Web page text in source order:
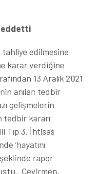
tahliye edilmesine
karar verdiğine
13 Aralık 2021
anılan tedbir
gelişmelerin
tedbir kararı
Tıp 3. İhtisas
‘hayatını
rapor
Çevirmen,